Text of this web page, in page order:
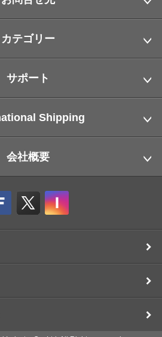
カテゴリー
サポート
Shipping
会社概要